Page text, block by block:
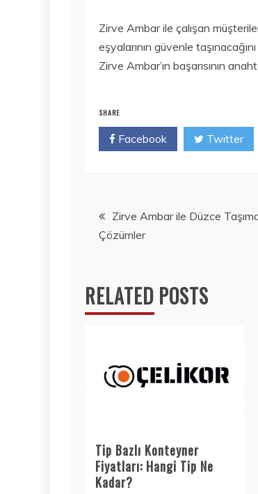
Zirve Ambar ile çalışan
eşyalarının güvenle
Zirve Ambar’ın başarısının
SHARE
Facebook Twitter
Yazı
gezinmesi
Zirve Ambar ile Düzce
Çözümler
RELATED POSTS
Tip Bazlı Konteyner
Fiyatları: Hangi Tip Ne
Kadar?